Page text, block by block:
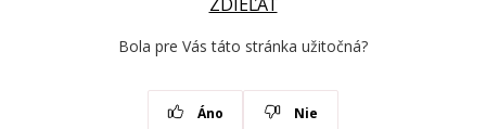
Bola pre Vás táto stránka užitočná?
Áno Nie